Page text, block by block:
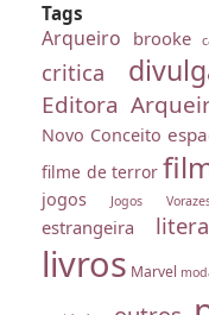
Tags
Arqueiro brooke
critica
Editora
Novo Conceito
filme de terror
jogos Jogos
estrangeira
livros Marvel